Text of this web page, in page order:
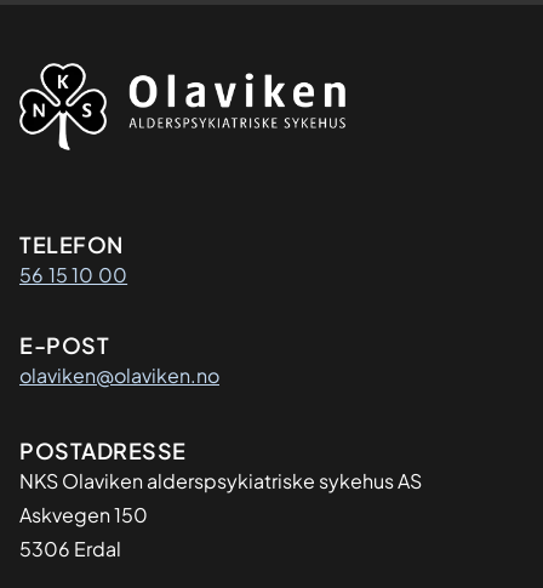
Kontaktinformasjon
TELEFON
56 15 10 00
E-POST
olaviken@olaviken.no
Adresse
POSTADRESSE
NKS Olaviken alderspsykiatriske sykehus AS
Askvegen 150
5306 Erdal